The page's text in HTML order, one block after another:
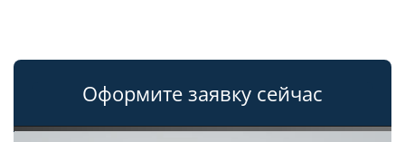
Оформите заявку сейчас